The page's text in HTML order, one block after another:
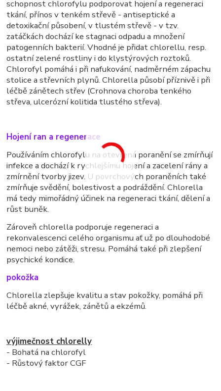
schopnost chlorofylu podporovat hojení a regeneraci
tkání, přínos v tenkém střevě - antiseptické a
detoxikační působení, v tlustém střevě - v tzv.
zatáčkách dochází ke stagnaci odpadu a množení
patogenních bakterií. Vhodné je přidat chlorellu, resp.
ostatní zelené rostliny i do klystýrových roztoků.
Chlorofyl pomáhá i při nafukování, nadměrném zápachu
stolice a střevních plynů. Chlorella působí příznivě i při
léčbě zánětech střev (Crohnova choroba tenkého
střeva, ulcerózní kolitida tlustého střeva).
Hojení ran a regenerace
Používáním chlorofylu na otevřená poranění se zmírňují
infekce a dochází k rychlejšímu hojení a zacelení rány a
zmírnění tvorby jizev. U povrchových poraněních také
zmírňuje svědění, bolestivost a podráždění. Chlorella
má tedy mimořádný účinek na regeneraci tkání, dělení a
růst buněk.
Zároveň chlorella podporuje regeneraci a
rekonvalescenci celého organismu ať už po dlouhodobé
nemoci nebo zátěži, stresu. Pomáhá také při zlepšení
psychické kondice.
pokožka
Chlorella zlepšuje kvalitu a stav pokožky, pomáhá při
léčbě akné, vyrážek, zánětů a ekzémů.
výjimečnost chlorelly
- Bohatá na chlorofyl
- Růstový faktor CGF